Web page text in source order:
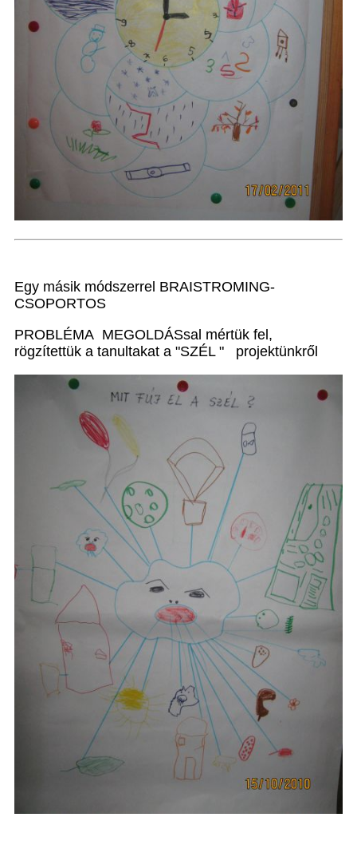
Egy másik módszerrel BRAISTROMING-
CSOPORTOS
PROBLÉMA MEGOLDÁSsal mértük fel,
rögzítettük a tanultakat a "SZÉL " projektünkről